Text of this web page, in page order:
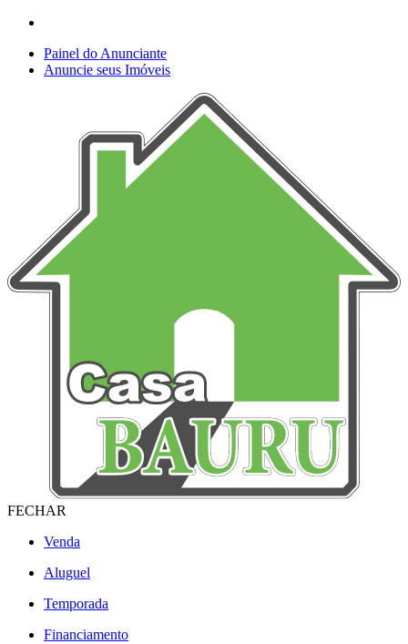
Painel do Anunciante
Anuncie seus Imóveis
FECHAR
Venda
Aluguel
Temporada
Financiamento